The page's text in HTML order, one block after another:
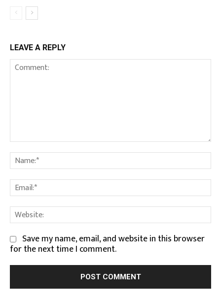
LEAVE A REPLY
Comment:
Save my name, email, and website in this browser
for the next time I comment.